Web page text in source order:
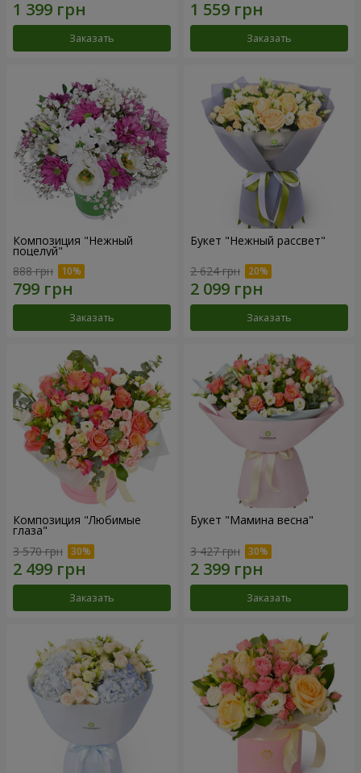
Заказать Заказать
Композиция "Нежный
поцелуй"
888 грн
Заказать
Букет "Нежный рассвет"
2 624 грн
Заказать
Композиция "Любимые
глаза"
3 570 грн
Заказать
Букет "Мамина весна"
3 427 грн
Заказать